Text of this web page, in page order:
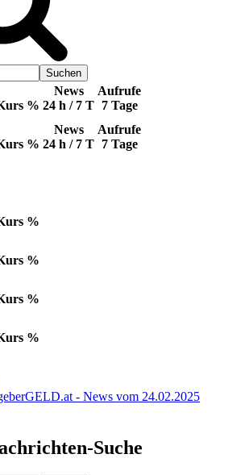
%
News
24 h / 7 T
Aufrufe
7 Tage
%
News
24 h / 7 T
Aufrufe
7 Tage
%
%
%
%
- News vom 24.02.2025
Suche